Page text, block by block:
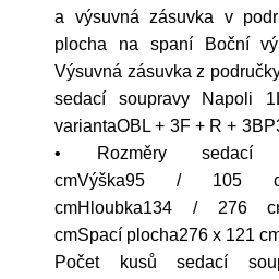
a výsuvná zásuvka v
plocha na spaní Boční
Výsuvná zásuvka z
sedací soupravy Napoli
variantaOBL + 3F + R +
• Rozměry sedací
cmVýška95 / 105
cmHloubka134 / 276
cmSpací plocha276 x 121
Počet kusů sedací